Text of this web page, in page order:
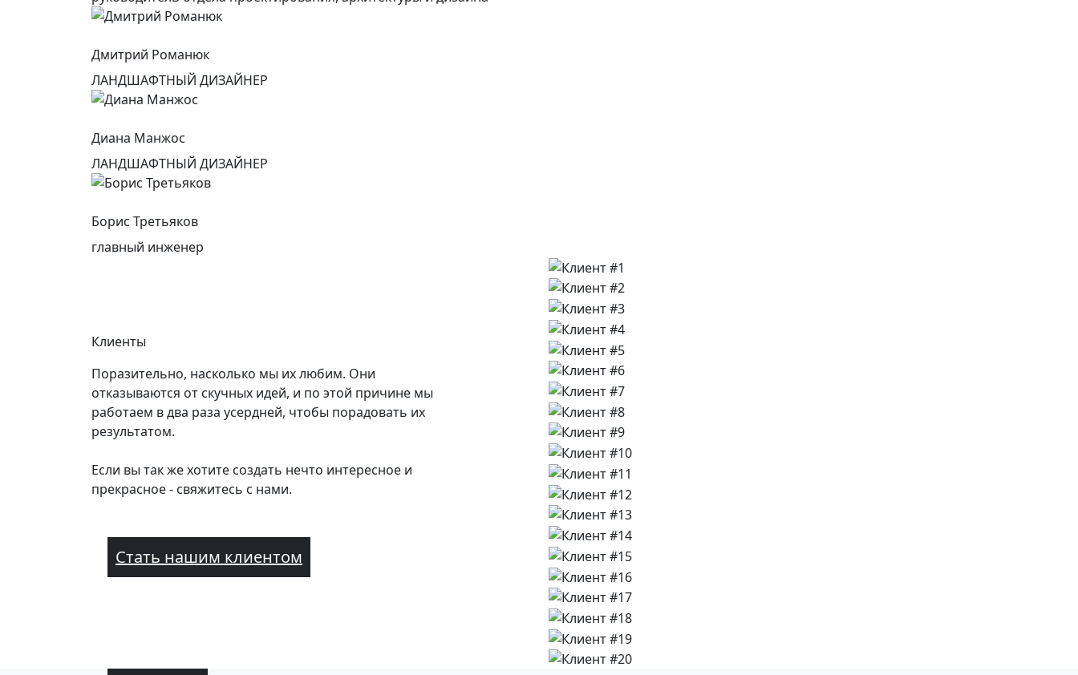
Дмитрий Романюк
ЛАНДШАФТНЫЙ ДИЗАЙНЕР
Диана Манжос
ЛАНДШАФТНЫЙ ДИЗАЙНЕР
Борис Третьяков
главный инженер
Клиенты
Поразительно, насколько мы их любим. Они
отказываются от скучных идей, и по этой причине мы
работаем в два раза усердней, чтобы порадовать их
результатом.
Если вы так же хотите создать нечто интересное и
прекрасное - свяжитесь с нами.
Стать нашим клиентом